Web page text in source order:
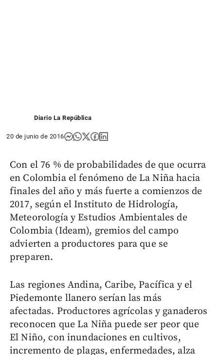
Diario La República
20 de junio de 2016
Con el 76 % de probabilidades de que ocurra
en Colombia el fenómeno de La Niña hacia
finales del año y más fuerte a comienzos de
2017, según el Instituto de Hidrología,
Meteorología y Estudios Ambientales de
Colombia (Ideam), gremios del campo
advierten a productores para que se
preparen.
Las regiones Andina, Caribe, Pacífica y el
Piedemonte llanero serían las más
afectadas. Productores agrícolas y ganaderos
reconocen que La Niña puede ser peor que
El Niño, con inundaciones en cultivos,
incremento de plagas, enfermedades, alza